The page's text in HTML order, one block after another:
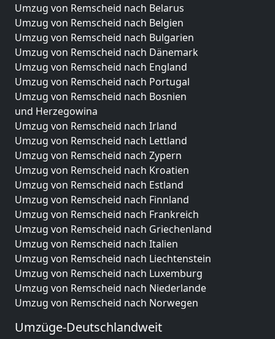
Umzug von Remscheid nach Belarus
Umzug von Remscheid nach Belgien
Umzug von Remscheid nach Bulgarien
Umzug von Remscheid nach Dänemark
Umzug von Remscheid nach England
Umzug von Remscheid nach Portugal
Umzug von Remscheid nach Bosnien
und Herzegowina
Umzug von Remscheid nach Irland
Umzug von Remscheid nach Lettland
Umzug von Remscheid nach Zypern
Umzug von Remscheid nach Kroatien
Umzug von Remscheid nach Estland
Umzug von Remscheid nach Finnland
Umzug von Remscheid nach Frankreich
Umzug von Remscheid nach Griechenland
Umzug von Remscheid nach Italien
Umzug von Remscheid nach Liechtenstein
Umzug von Remscheid nach Luxemburg
Umzug von Remscheid nach Niederlande
Umzug von Remscheid nach Norwegen
Umzüge-Deutschlandweit